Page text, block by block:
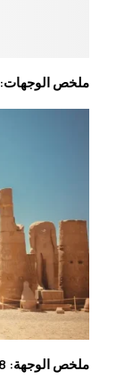
ملخص الوجهات: 25 أبريل 2026
ملخص الوجهة: 18 أبريل